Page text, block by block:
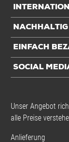
NACHHALTIG
EINFACH
SOCIAL
Unser Angebot
alle Preise
Anlieferung